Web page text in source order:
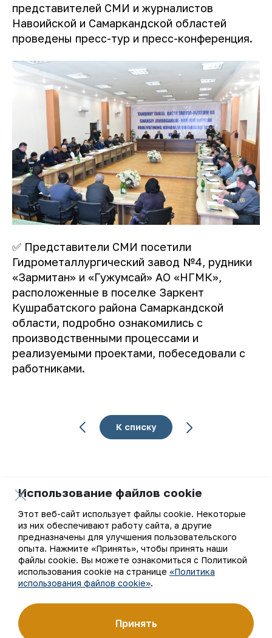
представителей СМИ и журналистов
Навоийской и Самаркандской областей
проведены пресс-тур и пресс-конференция.
✅ Представители СМИ посетили
Гидрометаллургический завод №4, рудники
«Зармитан» и «Гужумсай» АО «НГМК»,
расположенные в поселке Заркент
Кушрабатского района Самаркандской
области, подробно ознакомились с
производственными процессами и
реализуемыми проектами, побеседовали с
работниками.
К списку
Ваш email
Подписаться на обновления
АО «Навоийский горно-металлургический комбинат»
производителей золота. Являясь современным
предприятием, использующим последние инновации
и передовые технологии, компания освоила полный цикл
Использование файлов cookie
Этот веб-сайт использует файлы cookie. Некоторые
из них обеспечивают работу сайта, а другие
предназначены для улучшения пользовательского
опыта. Нажмите «Принять», чтобы принять наши
файлы cookie. Вы можете ознакомиться с Политикой
использования cookie на странице «Политика
использования файлов cookie».
Принять